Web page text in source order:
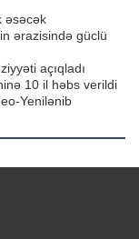
əsəcək
ərazisində güclü
açıqladı
10 il həbs verildi
Yenilənib